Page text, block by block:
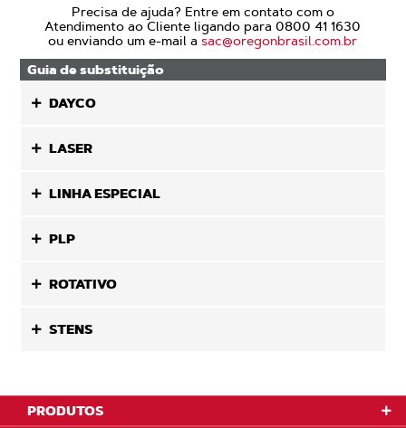
Precisa de ajuda? Entre em contato com o
Atendimento ao Cliente ligando para 0800 41 1630
ou enviando um e-mail asac@oregonbrasil.com.br
Guia de substituição
DAYCO
LASER
LINHA ESPECIAL
PLP
ROTATIVO
STENS
PRODUTOS